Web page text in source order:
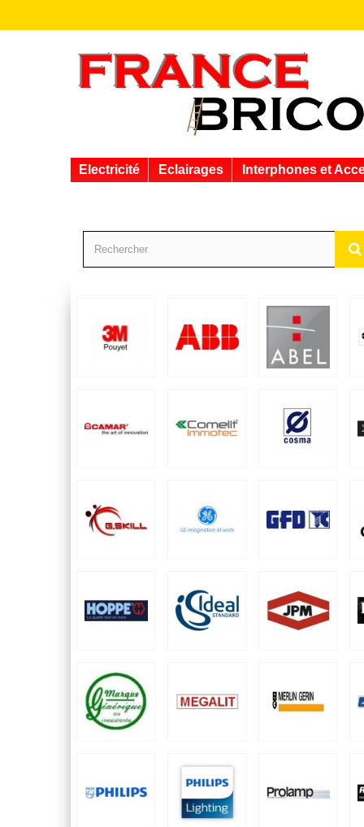
Electricité Eclairages Interphones et